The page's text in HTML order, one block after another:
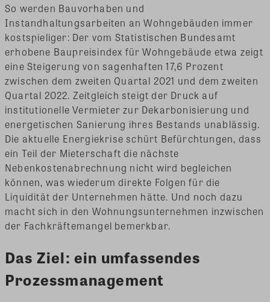
So werden Bauvorhaben und
Instandhaltungsarbeiten an Wohngebäuden immer
kostspieliger: Der vom Statistischen Bundesamt
erhobene Baupreisindex für Wohngebäude etwa zeigt
eine Steigerung von sagenhaften 17,6 Prozent
zwischen dem zweiten Quartal 2021 und dem zweiten
Quartal 2022. Zeitgleich steigt der Druck auf
institutionelle Vermieter zur Dekarbonisierung und
energetischen Sanierung ihres Bestands unablässig.
Die aktuelle Energiekrise schürt Befürchtungen, dass
ein Teil der Mieterschaft die nächste
Nebenkostenabrechnung nicht wird begleichen
können, was wiederum direkte Folgen für die
Liquidität der Unternehmen hätte. Und noch dazu
macht sich in den Wohnungsunternehmen inzwischen
der Fachkräftemangel bemerkbar.
Das Ziel: ein umfassendes
Prozessmanagement